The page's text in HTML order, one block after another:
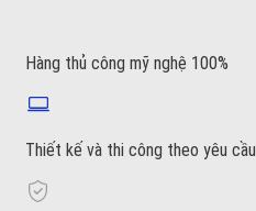
Hàng thủ công mỹ nghệ 100%
Thiết kế và thi công theo yêu cầu